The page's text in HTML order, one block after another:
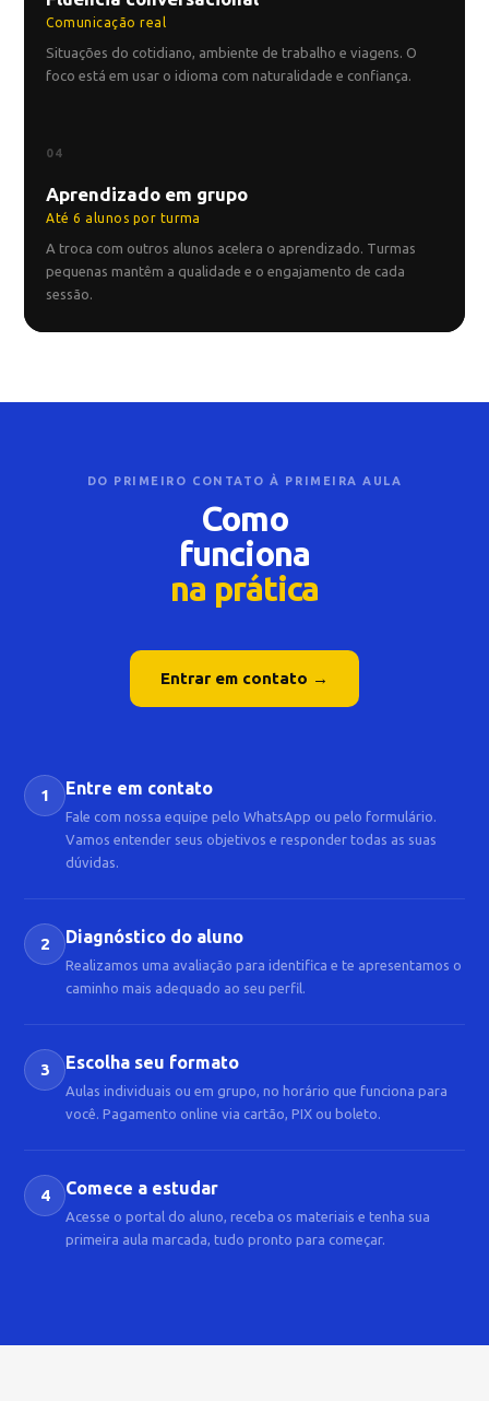
Comunicação real
Situações do cotidiano, ambiente de trabalho e viagens. O
foco está em usar o idioma com naturalidade e confiança.
04
Aprendizado em grupo
Até 6 alunos por turma
A troca com outros alunos acelera o aprendizado. Turmas
pequenas mantêm a qualidade e o engajamento de cada
sessão.
DO PRIMEIRO CONTATO À PRIMEIRA AULA
Como
funciona
na prática
Entrar em contato →
1 Entre em contato
Fale com nossa equipe pelo WhatsApp ou pelo formulário.
Vamos entender seus objetivos e responder todas as suas
dúvidas.
2 Diagnóstico do aluno
Realizamos uma avaliação para identifica e te apresentamos o
caminho mais adequado ao seu perfil.
3 Escolha seu formato
Aulas individuais ou em grupo, no horário que funciona para
você. Pagamento online via cartão, PIX ou boleto.
4 Comece a estudar
Acesse o portal do aluno, receba os materiais e tenha sua
primeira aula marcada, tudo pronto para começar.